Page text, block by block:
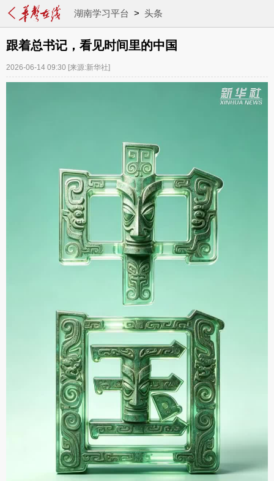
湖南学习平台 > 头条
跟着总书记，看见时间里的中国
2026-06-14 09:30 [来源:新华社]